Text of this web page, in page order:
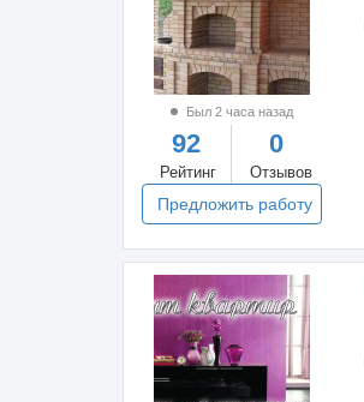
Был 2 часа назад
92
Рейтинг
0
Отзывов
Предложить работу